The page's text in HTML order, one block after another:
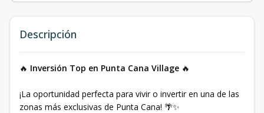
Descripción
🔥 Inversión Top en Punta Cana Village 🔥
¡La oportunidad perfecta para vivir o invertir en una de las
zonas más exclusivas de Punta Cana! 🌴✨